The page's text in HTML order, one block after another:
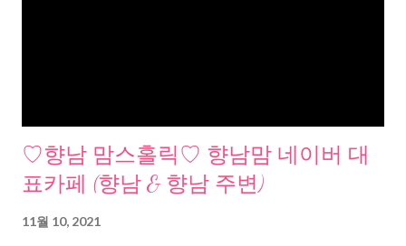
♡향남 맘스홀릭♡ 향남맘 네이버 대
표카페 (향남 & 향남 주변)
11월 10, 2021